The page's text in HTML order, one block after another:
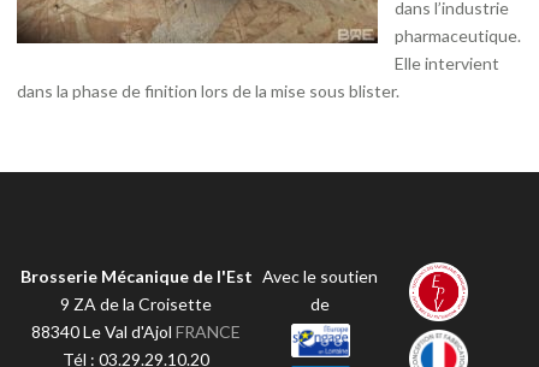
dans l’industrie
pharmaceutique.
Elle intervient
dans la phase de finition lors de la mise sous blister.
Brosserie Mécanique de l'Est
9 ZA de la Croisette
88340Le Val d'Ajol FRANCE
Tél :03.29.29.10.20
Avec le soutien
de